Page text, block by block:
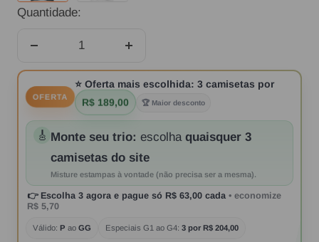
Quantidade:
quantidade
quantidade
OFERTA
⭐ Oferta mais escolhida: 3 camisetas por
R$ 189,00
🏆 Maior desconto
🎸 Monte seu trio: escolha quaisquer 3
camisetas do site
Misture estampas à vontade (não precisa ser a mesma).
👉 Escolha 3 agora e pague só R$ 63,00 cada • economize
R$ 5,70
Válido: P ao GG Especiais G1 ao G4: 3 por R$ 204,00